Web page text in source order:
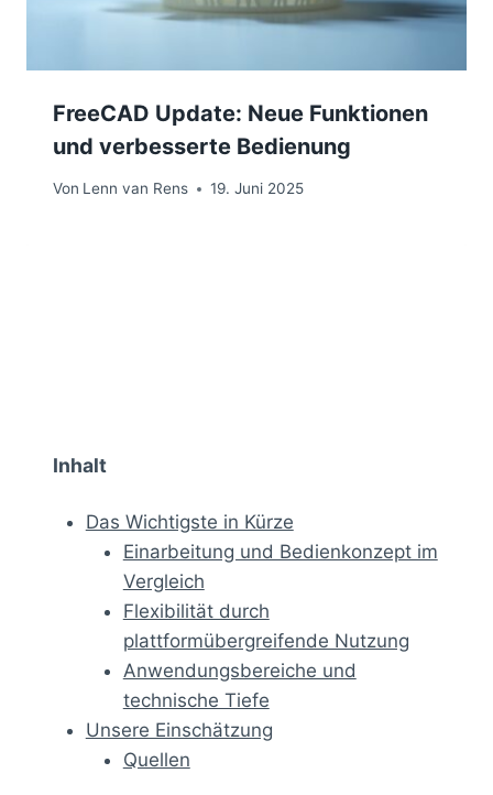
FreeCAD Update: Neue Funktionen
und verbesserte Bedienung
Von Lenn van Rens 19. Juni 2025
Inhalt
Das Wichtigste in Kürze
Einarbeitung und Bedienkonzept im
Vergleich
Flexibilität durch
plattformübergreifende Nutzung
Anwendungsbereiche und
technische Tiefe
Unsere Einschätzung
Quellen